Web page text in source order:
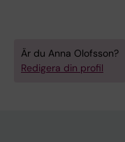
Är du Anna Olofsson?
Redigera din profil